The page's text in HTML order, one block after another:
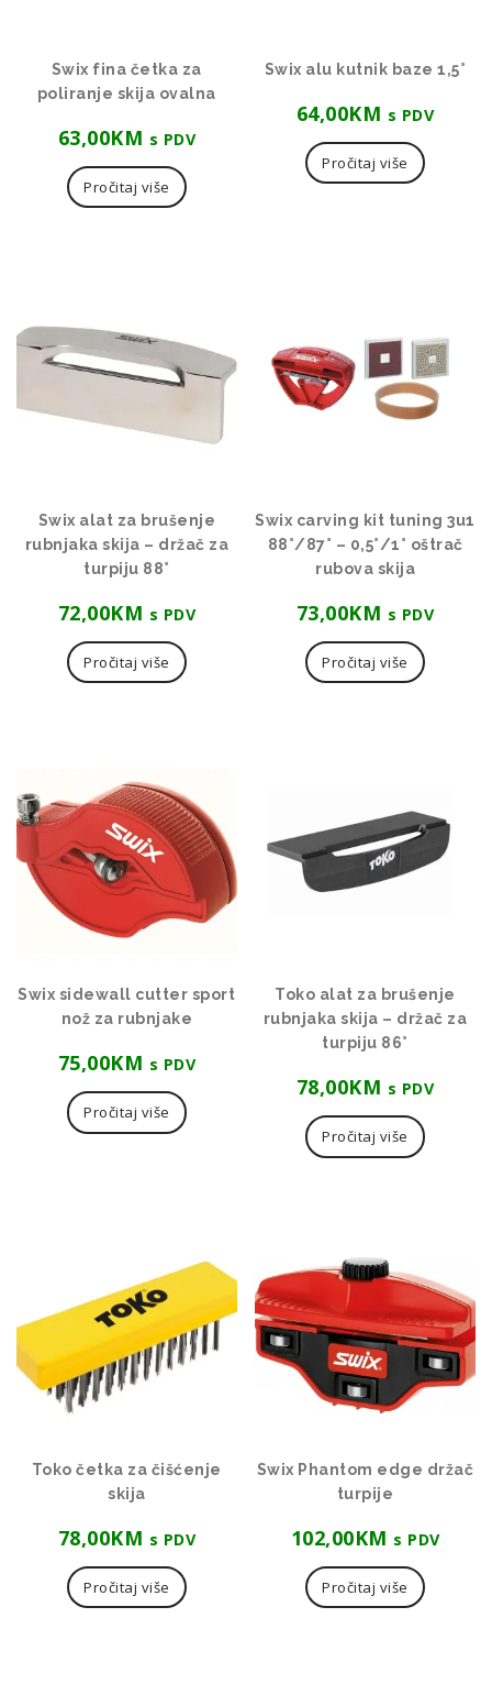
Swix fina četka za
poliranje skija ovalna
63,00KM s PDV
Pročitaj više
Swix alu kutnik baze 1,5°
64,00KM s PDV
Pročitaj više
Swix alat za brušenje
rubnjaka skija – držač za
turpiju 88°
72,00KM s PDV
Pročitaj više
Swix carving kit tuning 3u1
88°/87° – 0,5°/1° oštrač
rubova skija
73,00KM s PDV
Pročitaj više
Swix sidewall cutter sport
nož za rubnjake
75,00KM s PDV
Pročitaj više
Toko alat za brušenje
rubnjaka skija – držač za
turpiju 86°
78,00KM s PDV
Pročitaj više
Toko četka za čišćenje
skija
78,00KM s PDV
Pročitaj više
Swix Phantom edge držač
turpije
102,00KM s PDV
Pročitaj više